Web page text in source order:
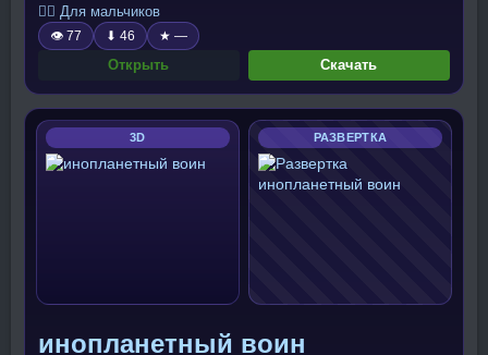
🧍‍♂️ Для мальчиков
👁 77 ⬇ 46 ★ —
Открыть Скачать
3D РАЗВЕРТКА
инопланетный воин